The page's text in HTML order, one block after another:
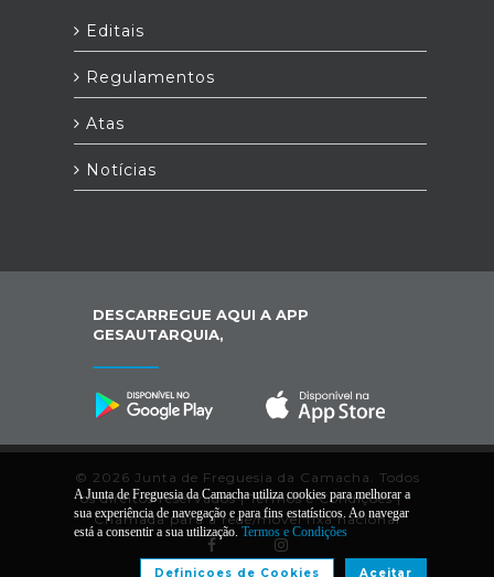
Editais
Regulamentos
Atas
Notícias
DESCARREGUE AQUI A APP
GESAUTARQUIA,
© 2026 Junta de Freguesia da Camacha. Todos
os direitos reservados |Termos e Condições|*
Chamada para a rede/móvel fixa nacional
A Junta de Freguesia da Camacha utiliza cookies para melhorar a
sua experiência de navegação e para fins estatísticos. Ao navegar
está a consentir a sua utilização. Termos e Condições
Aceitar
Definiçoes de Cookies